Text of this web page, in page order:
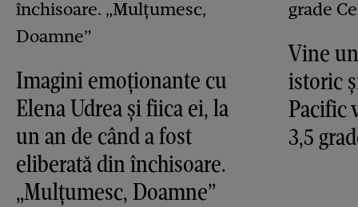
Imagini emoționante cu
Elena Udrea și fiica ei, la
un an de când a fost
eliberată din închisoare.
„Mulțumesc, Doamne”
Vine
istoric
Pacific
3,5